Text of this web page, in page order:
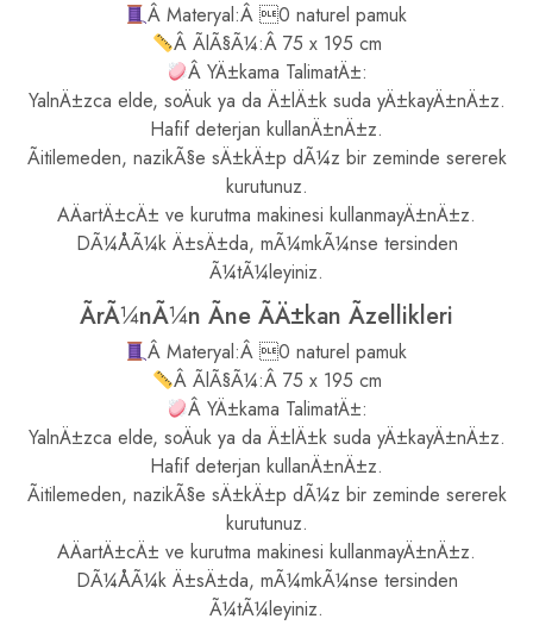
Â Materyal:Â 0 naturel pamuk
Â ÃlÃ§Ã¼:Â 75 x 195 cm
Â YÄ±kama TalimatÄ±:
YalnÄ±zca elde, soÄuk ya da Ä±lÄ±k suda yÄ±kayÄ±nÄ±z.
Hafif deterjan kullanÄ±nÄ±z.
Ãitilemeden, nazikÃ§e sÄ±kÄ±p dÃ¼z bir zeminde sererek
kurutunuz.
AÄartÄ±cÄ± ve kurutma makinesi kullanmayÄ±nÄ±z.
DÃ¼ÅÃ¼k Ä±sÄ±da, mÃ¼mkÃ¼nse tersinden
Ã¼tÃ¼leyiniz.
ÃrÃ¼nÃ¼n Ãne ÃÄ±kan Ãzellikleri
Â Materyal:Â 0 naturel pamuk
Â ÃlÃ§Ã¼:Â 75 x 195 cm
Â YÄ±kama TalimatÄ±:
YalnÄ±zca elde, soÄuk ya da Ä±lÄ±k suda yÄ±kayÄ±nÄ±z.
Hafif deterjan kullanÄ±nÄ±z.
Ãitilemeden, nazikÃ§e sÄ±kÄ±p dÃ¼z bir zeminde sererek
kurutunuz.
AÄartÄ±cÄ± ve kurutma makinesi kullanmayÄ±nÄ±z.
DÃ¼ÅÃ¼k Ä±sÄ±da, mÃ¼mkÃ¼nse tersinden
Ã¼tÃ¼leyiniz.